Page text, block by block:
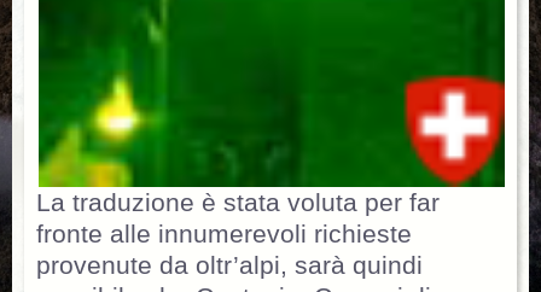
La traduzione è stata voluta per far
fronte alle innumerevoli richieste
provenute da oltr’alpi, sarà quindi